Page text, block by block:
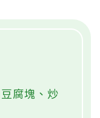
腐塊、炒